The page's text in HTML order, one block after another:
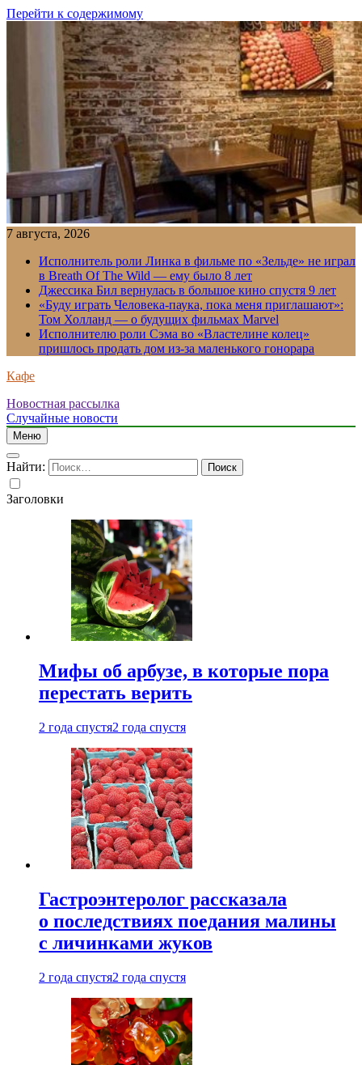
Перейти к содержимому
7 августа, 2026
Исполнитель роли Линка в фильме по «Зельде» не играл
в Breath Of The Wild — ему было 8 лет
Джессика Бил вернулась в большое кино спустя 9 лет
«Буду играть Человека-паука, пока меня приглашают»:
Том Холланд — о будущих фильмах Marvel
Исполнителю роли Сэма во «Властелине колец»
пришлось продать дом из-за маленького гонорара
Кафе
Новостная рассылка
Случайные новости
Меню
Найти:
Заголовки
Мифы об арбузе, в которые пора
перестать верить
2 года спустя2 года спустя
Гастроэнтеролог рассказала
о последствиях поедания малины
с личинками жуков
2 года спустя2 года спустя